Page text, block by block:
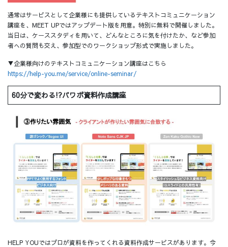
通常はサービスとして企業様にも提供しているテキストコミュニケーション
講座を、MEET UPではアップデート版を用意。特別に無料で開催しました。
当日は、ケーススタディを用いて、どんなところに気を付けたか、など参加
者への質問も交え、参加型でのワークショップ形式で実施しました。
▼企業様向けのテキストコミュニケーション講座はこちら
https://help-you.me/service/online-seminar/
60分で変わる!?パワポ資料作成講座
HELP YOUではプロが資料を作ってくれる資料作成サービスがあります。今